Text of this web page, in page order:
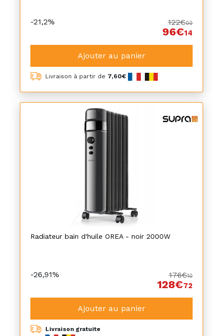
-21,2% 122€00
96€14
Ajouter au panier
Livraison à partir de 7,60€
Radiateur bain d'huile OREA - noir 2000W
-26,91% 176€10
128€72
Ajouter au panier
Livraison gratuite